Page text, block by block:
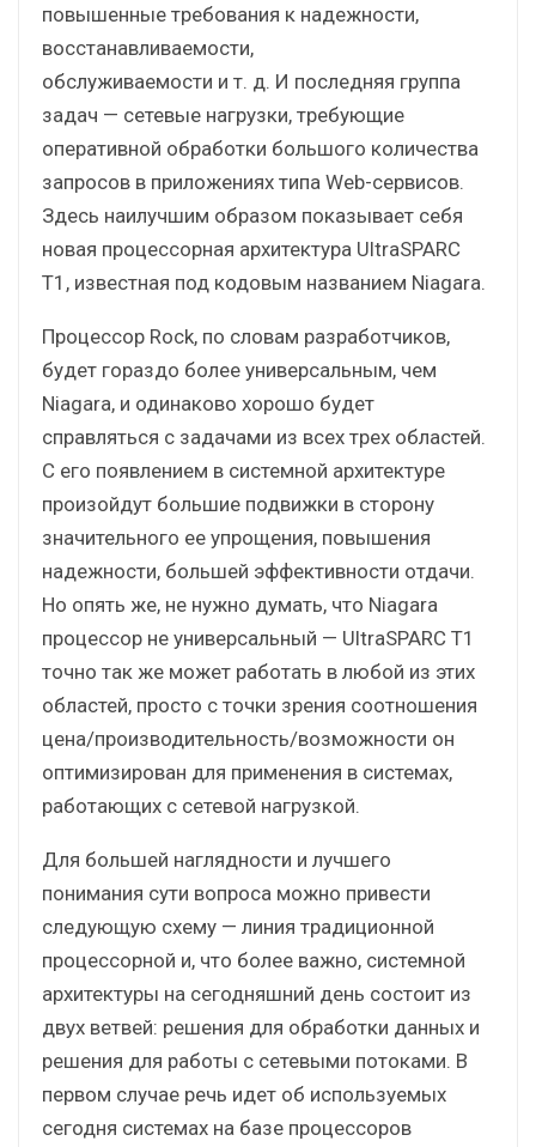
повышенные требования к надежности,
восстанавливаемости,
обслуживаемости и т. д. И последняя группа
задач — сетевые нагрузки, требующие
оперативной обработки большого количества
запросов в приложениях типа Web-сервисов.
Здесь наилучшим образом показывает себя
новая процессорная архитектура UltraSPARC
T1, известная под кодовым названием Niagara.
Процессор Rock, по словам разработчиков,
будет гораздо более универсальным, чем
Niagara, и одинаково хорошо будет
справляться с задачами из всех трех областей.
С его появлением в системной архитектуре
произойдут большие подвижки в сторону
значительного ее упрощения, повышения
надежности, большей эффективности отдачи.
Но опять же, не нужно думать, что Niagara
процессор не универсальный — UltraSPARC T1
точно так же может работать в любой из этих
областей, просто с точки зрения соотношения
цена/производительность/возможности он
оптимизирован для применения в системах,
работающих с сетевой нагрузкой.
Для большей наглядности и лучшего
понимания сути вопроса можно привести
следующую схему — линия традиционной
процессорной и, что более важно, системной
архитектуры на сегодняшний день состоит из
двух ветвей: решения для обработки данных и
решения для работы с сетевыми потоками. В
первом случае речь идет об используемых
сегодня системах на базе процессоров